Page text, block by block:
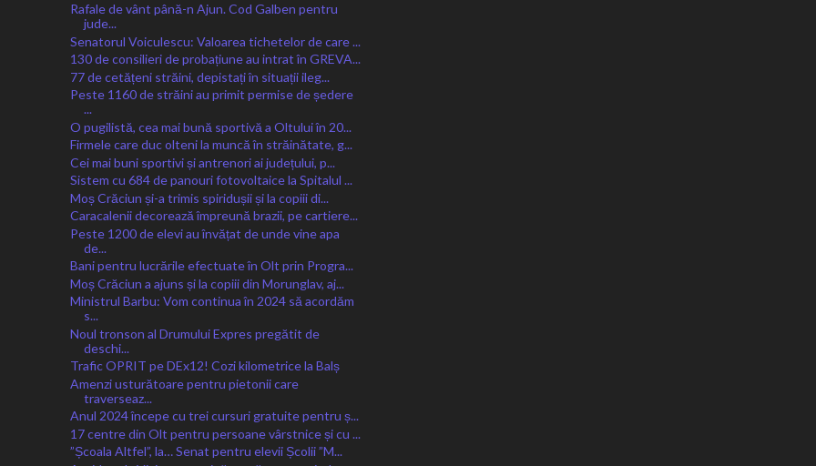
Rafale de vânt până-n Ajun. Cod Galben pentru
jude...
Senatorul Voiculescu: Valoarea tichetelor de care ...
130 de consilieri de probațiune au intrat în GREVA...
77 de cetățeni străini, depistați în situații ileg...
Peste 1160 de străini au primit permise de ședere
...
O pugilistă, cea mai bună sportivă a Oltului în 20...
Firmele care duc olteni la muncă în străinătate, g...
Cei mai buni sportivi și antrenori ai județului, p...
Sistem cu 684 de panouri fotovoltaice la Spitalul ...
Moș Crăciun și-a trimis spiridușii și la copiii di...
Caracalenii decorează împreună brazii, pe cartiere...
Peste 1200 de elevi au învățat de unde vine apa
de...
Bani pentru lucrările efectuate în Olt prin Progra...
Moș Crăciun a ajuns și la copiii din Morunglav, aj...
Ministrul Barbu: Vom continua în 2024 să acordăm
s...
Noul tronson al Drumului Expres pregătit de
deschi...
Trafic OPRIT pe DEx12! Cozi kilometrice la Balș
Amenzi usturătoare pentru pietonii care
traverseaz...
Anul 2024 începe cu trei cursuri gratuite pentru ș...
17 centre din Olt pentru persoane vârstnice și cu ...
”Școala Altfel”, la… Senat pentru elevii Școlii ”M...